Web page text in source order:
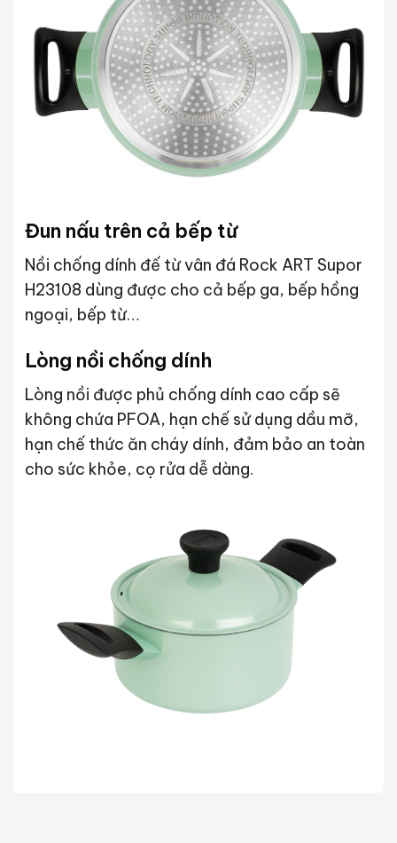
Đun nấu trên cả bếp từ
Nồi chống dính đế từ vân đá Rock ART Supor
H23108 dùng được cho cả bếp ga, bếp hồng
ngoại, bếp từ…
Lòng nồi chống dính
Lòng nồi được phủ chống dính cao cấp sẽ
không chứa PFOA, hạn chế sử dụng dầu mỡ,
hạn chế thức ăn cháy dính, đảm bảo an toàn
cho sức khỏe, cọ rửa dễ dàng.